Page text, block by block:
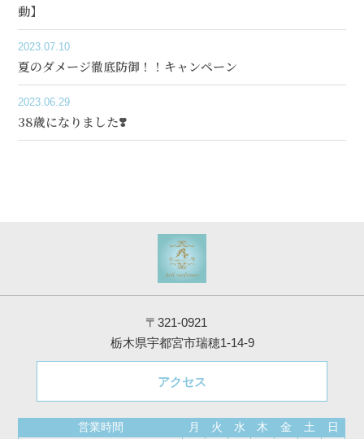
動】
2023.07.10
夏のダメージ徹底防御！！キャンペーン
2023.06.29
38歳になりました❣️
〒321-0921
栃木県宇都宮市瑞穂1-14-9
アクセス
営業時間 月 火 水 木 金 土
日